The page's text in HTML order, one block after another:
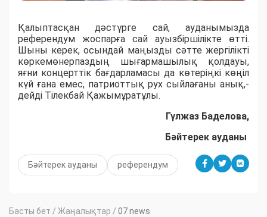
Қалыптасқан дәстүрге сай, ауданымызда
референдум жоспарға сай ауызбіршілікте өтті.
Шыны керек, осындай маңызды сәтте жергілікті
көркемөнерпаздың шығармашылық қолдауы,
яғни концерттік бағдарламасы да көтеріңкі көңіл
күй ғана емес, патриоттық рух сыйлағаны анық,-
дейді Тілекбай Қажымұратұлы.
Гүлжаз Баделова,
Бәйтерек ауданы
Бәйтерек ауданы референдум
Басты бет / Жаңалықтар / 07 news